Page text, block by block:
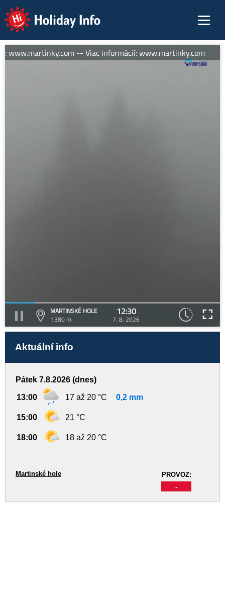
Holiday Info
www.martinky.com -- Viac informácií: www.martinky.com
MARTINSKÉ HOLE
1380 m
12:30
7. 8. 2026
Aktuální info
Pátek 7.8.2026 (dnes)
13:00 17 až 20 °C 0,2 mm
15:00 21 °C
18:00 18 až 20 °C
PROVOZ:
-
Martinské hole